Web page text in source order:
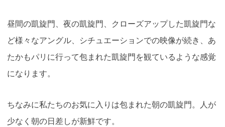
昼間の凱旋門、夜の凱旋門、クローズアップした凱旋門な
ど様々なアングル、シチュエーションでの映像が続き、あ
たかもパリに行って包まれた凱旋門を観ているような感覚
になります。
ちなみに私たちのお気に入りは包まれた朝の凱旋門。人が
少なく朝の日差しが新鮮です。